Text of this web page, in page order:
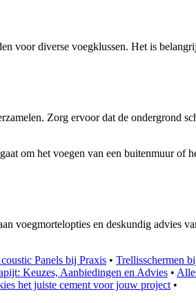
voor diverse voegklussen. Het is
Zorg ervoor dat de ondergrond
om het voegen van een buitenmuur of
voegmortelopties en deskundig advies
Panels bij Praxis • Trellisschermen
Keuzes, Aanbiedingen en Advies •
het juiste cement voor jouw project •